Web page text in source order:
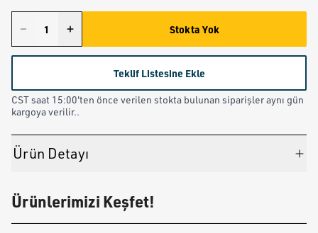
Stokta Yok
Teklif Listesine Ekle
CST saat 15:00'ten önce verilen stokta bulunan siparişler aynı gün
kargoya verilir..
Ürün Detayı
Ürünlerimizi Keşfet!